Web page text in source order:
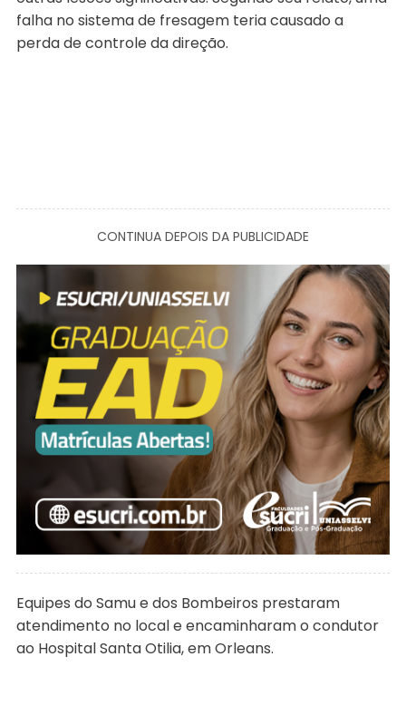
falha no sistema de fresagem teria causado a
perda de controle da direção.
CONTINUA DEPOIS DA PUBLICIDADE
Equipes do Samu e dos Bombeiros prestaram
atendimento no local e encaminharam o condutor
ao Hospital Santa Otilia, em Orleans.